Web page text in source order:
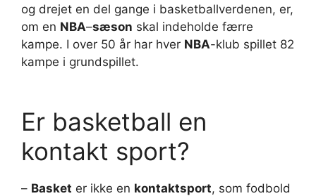
og drejet en del gange i basketballverdenen, er,
om en NBA–sæson skal indeholde færre
kampe. I over 50 år har hver NBA-klub spillet 82
kampe i grundspillet.
Er basketball en
kontakt sport?
– Basket er ikke en kontaktsport, som fodbold